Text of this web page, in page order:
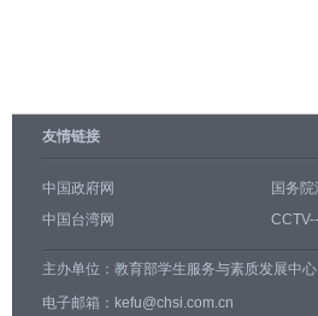
友情链接
中国政府网 国务
中国台湾网
主办单位： 教育部学生服务与素质发展中心
电子邮箱：kefu@chsi.com.cn